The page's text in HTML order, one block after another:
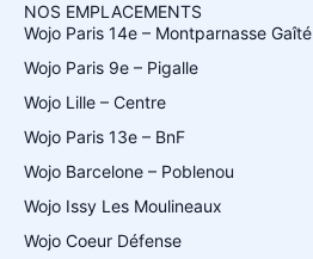
NOS EMPLACEMENTS
Wojo Paris 14e – Montparnasse Gaîté
Wojo Paris 9e – Pigalle
Wojo Lille – Centre
Wojo Paris 13e – BnF
Wojo Barcelone – Poblenou
Wojo Issy Les Moulineaux
Wojo Coeur Défense